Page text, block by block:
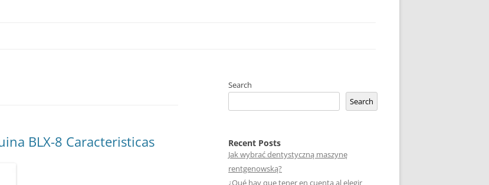
BLX-8 Caracteristicas
Search
Search
Recent Posts
Jak wybrać dentystyczną maszynę
rentgenowską?
¿Qué hay que tener en cuenta al elegir